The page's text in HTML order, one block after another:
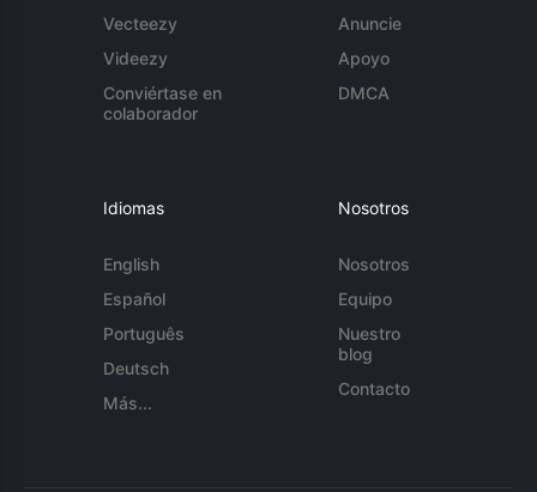
Vecteezy
Videezy
Conviértase en
colaborador
Anuncie
Apoyo
DMCA
Idiomas
English
Español
Português
Deutsch
Más...
Nosotros
Nosotros
Equipo
Nuestro
blog
Contacto